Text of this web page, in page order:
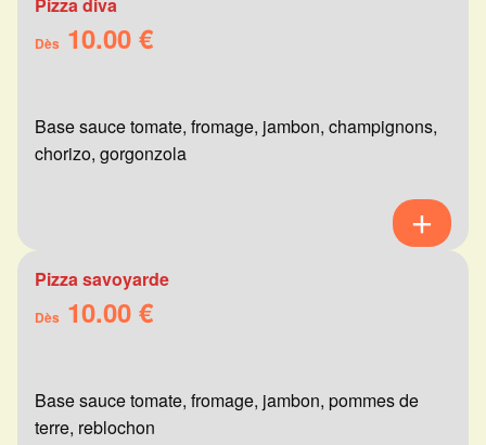
Pizza diva
Dès 10.00 €
Base sauce tomate, fromage, jambon, champignons,
chorizo, gorgonzola
Pizza savoyarde
Dès 10.00 €
Base sauce tomate, fromage, jambon, pommes de
terre, reblochon